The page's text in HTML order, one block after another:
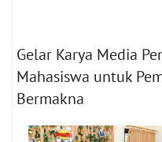
Gelar Karya Media
Mahasiswa untuk
Bermakna